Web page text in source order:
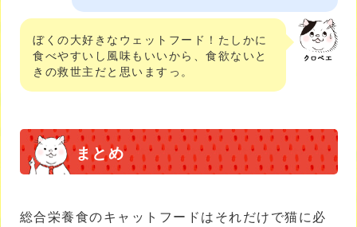
ぼくの大好きなウェットフード！たしかに
食べやすいし風味もいいから、食欲ないと
きの救世主だと思いますっ。
まとめ
総合栄養食のキャットフードはそれだけで猫に必